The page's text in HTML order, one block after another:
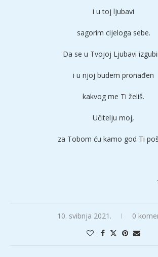
i u toj ljubavi
sagorim cijeloga sebe.
Da se u Tvojoj Ljubavi
i u njoj budem pronađen
kakvog me Ti želiš.
Učitelju moj,
za Tobom ću kamo god Ti
10. svibnja 2021. 0